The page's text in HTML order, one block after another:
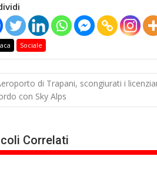
Sociale
di Trapani, scongiurati i
con Sky Alps
Correlati